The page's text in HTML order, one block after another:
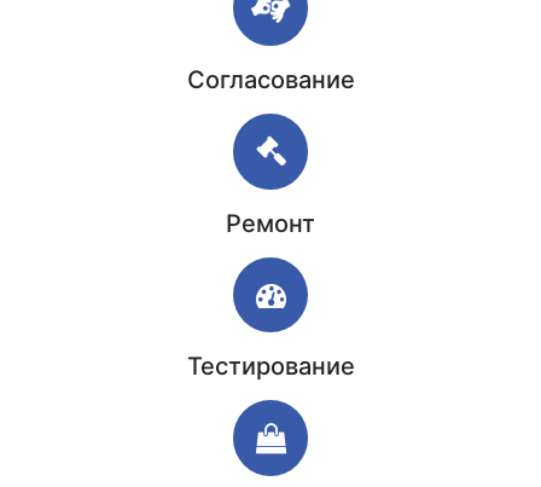
Согласование
Ремонт
Тестирование